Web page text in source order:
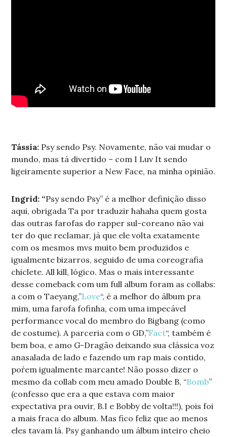
Tássia: Psy sendo Psy. Novamente, não vai mudar o
mundo, mas tá divertido – com I Luv It sendo
ligeiramente superior a New Face, na minha opinião.
Ingrid: “Psy sendo Psy” é a melhor definição disso
aqui, obrigada Ta por traduzir hahaha quem gosta
das outras farofas do rapper sul-coreano não vai
ter do que reclamar, já que ele volta exatamente
com os mesmos mvs muito bem produzidos e
igualmente bizarros, seguido de uma coreografia
chiclete. All kill, lógico. Mas o mais interessante
desse comeback com um full album foram as collabs:
a com o Taeyang,”Love“, é a melhor do álbum pra
mim, uma farofa fofinha, com uma impecável
performance vocal do membro do Bigbang (como
de costume). A parceria com o GD,”Fact“, também é
bem boa, e amo G-Dragão deixando sua clássica voz
anasalada de lado e fazendo um rap mais contido,
poŕem igualmente marcante! Não posso dizer o
mesmo da collab com meu amado Double B, “Bomb”
(confesso que era a que estava com maior
expectativa pra ouvir, B.I e Bobby de volta!!!), pois foi
a mais fraca do album. Mas fico feliz que ao menos
eles tavam lá. Psy ganhando um álbum inteiro cheio